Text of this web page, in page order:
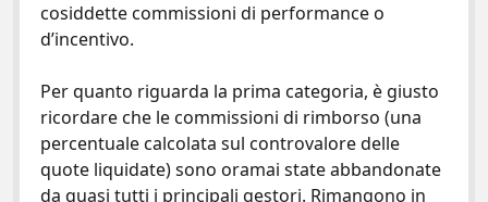
cosiddette commissioni di performance o
d’incentivo.
Per quanto riguarda la prima categoria, è giusto
ricordare che le commissioni di rimborso (una
percentuale calcolata sul controvalore delle
quote liquidate) sono oramai state abbandonate
da quasi tutti i principali gestori. Rimangono in